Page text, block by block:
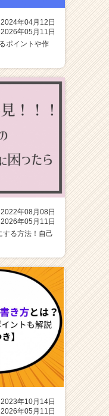
年04月12日
年05月11日
ポイントや作
年08月08日
年05月11日
する方法！自己
年10月14日
年05月11日